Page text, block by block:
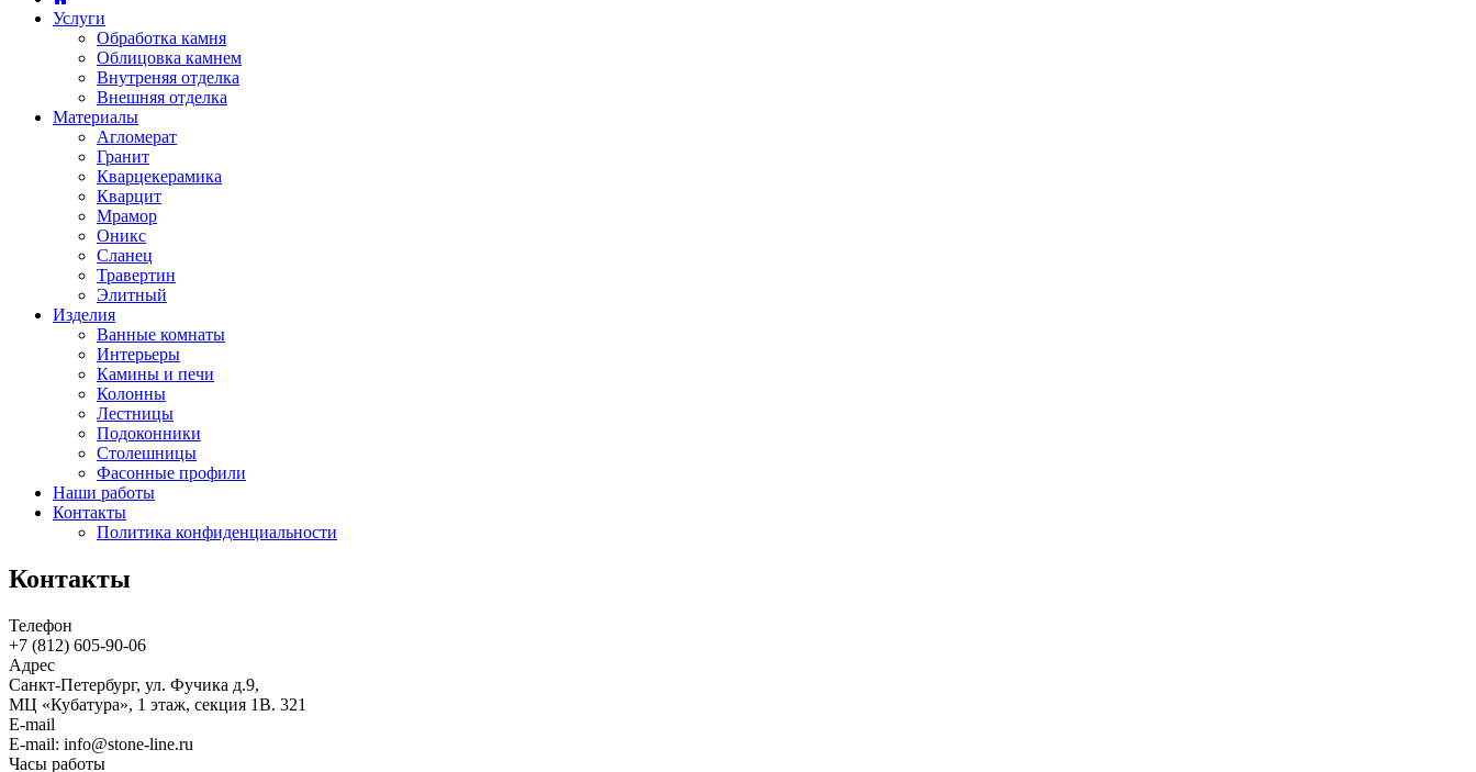
Услуги
Обработка камня
Облицовка камнем
Внутреняя отделка
Внешняя отделка
Материалы
Агломерат
Гранит
Кварцекерамика
Кварцит
Мрамор
Оникс
Сланец
Травертин
Элитный
Изделия
Ванные комнаты
Интерьеры
Камины и печи
Колонны
Лестницы
Подоконники
Столешницы
Фасонные профили
Наши работы
Контакты
Политика конфиденциальности
Контакты
Телефон
+7 (812) 605-90-06
Адрес
Санкт-Петербург, ул. Фучика д.9,
МЦ «Кубатура», 1 этаж, секция 1В. 321
E-mail
E-mail: info@stone-line.ru
Часы работы